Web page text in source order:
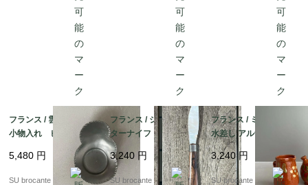
フランス / 雲のような
小物入れ ピューター
5,480 円
SU brocante
フランス / シェル刃バ
ターナイフ ハンドメ
イド 木製ハンドル
3,240 円
SU brocante
フランス / ミニチュア
水差し アルザス・スフ
レンハイム 陶器製
3,240円
SU brocante